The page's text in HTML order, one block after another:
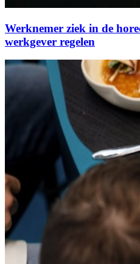
Werknemer ziek in de
werkgever regelen